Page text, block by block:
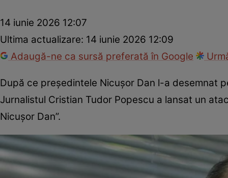
14 iunie 2026 12:07
Ultima actualizare: 14 iunie 2026 12:09
Adaugă-ne ca sursă preferată în Google
După ce președintele Nicușor Dan l-a desemnat
Jurnalistul Cristian Tudor Popescu a lansat un
Nicușor Dan”.